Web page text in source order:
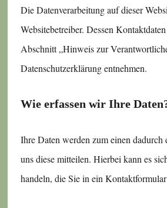
Die Datenverarbeitung auf dieser
Websitebetreiber. Dessen
Abschnitt „Hinweis zur
Datenschutzerklärung entnehmen.
Wie erfassen wir Ihre
Ihre Daten werden zum einen dadurch
uns diese mitteilen. Hierbei kann es
handeln, die Sie in ein